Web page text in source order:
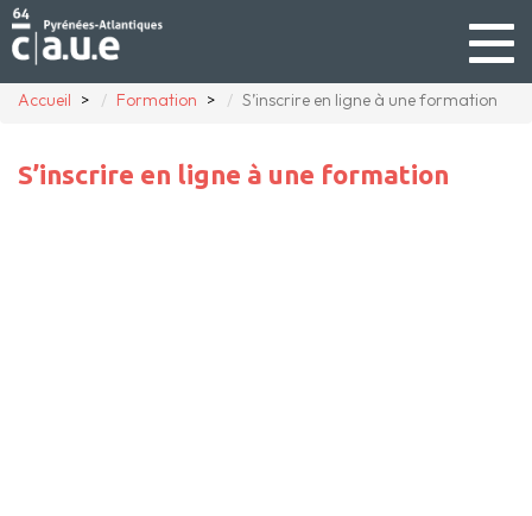
Accueil
Formation S’inscrire en ligne à une formation
S’inscrire en ligne à une formation